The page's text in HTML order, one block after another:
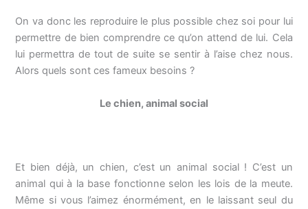
On va donc les reproduire le plus possible chez soi pour lui
permettre de bien comprendre ce qu’on attend de lui. Cela
lui permettra de tout de suite se sentir à l’aise chez nous.
Alors quels sont ces fameux besoins ?
Le chien, animal social
Et bien déjà, un chien, c’est un animal social ! C’est un
animal qui à la base fonctionne selon les lois de la meute.
Même si vous l’aimez énormément, en le laissant seul du